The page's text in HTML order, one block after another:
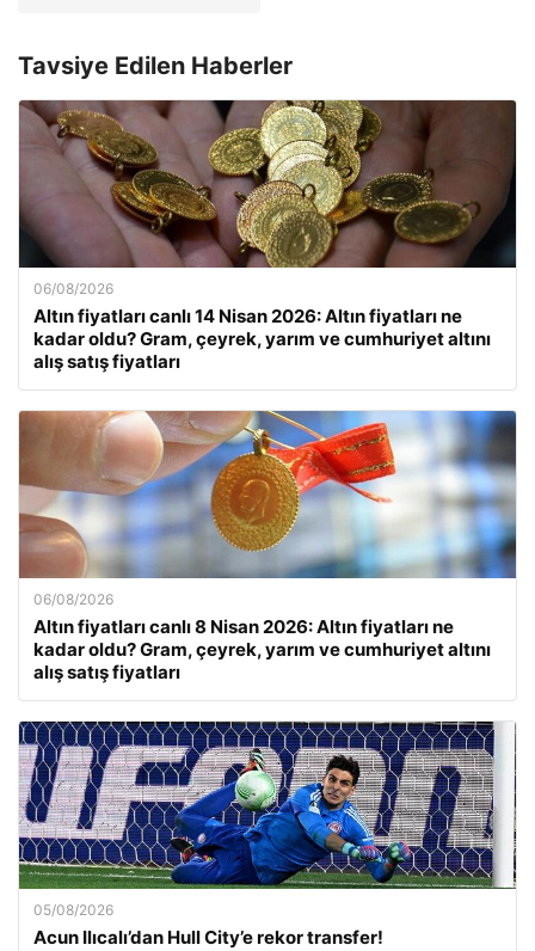
Tavsiye Edilen Haberler
06/08/2026
Altın fiyatları canlı 14 Nisan 2026: Altın fiyatları ne
kadar oldu? Gram, çeyrek, yarım ve cumhuriyet altını
alış satış fiyatları
06/08/2026
Altın fiyatları canlı 8 Nisan 2026: Altın fiyatları ne
kadar oldu? Gram, çeyrek, yarım ve cumhuriyet altını
alış satış fiyatları
05/08/2026
Acun Ilıcalı’dan Hull City’e rekor transfer!